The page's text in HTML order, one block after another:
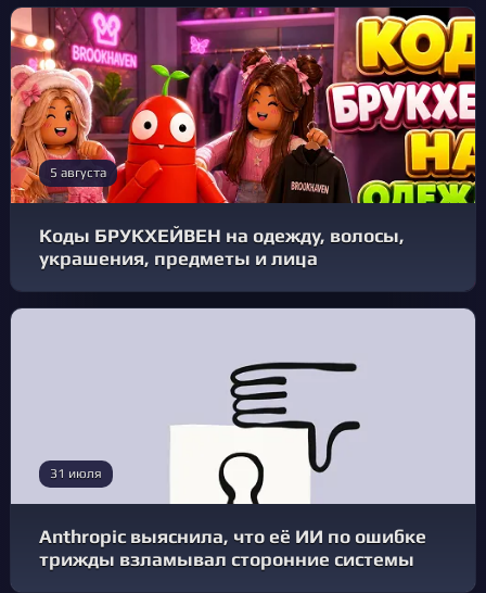
5 августа
Коды БРУКХЕЙВЕН на одежду, волосы,
украшения, предметы и лица
31 июля
Anthropic выяснила, что её ИИ по ошибке
трижды взламывал сторонние системы